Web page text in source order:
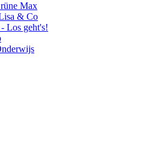
Max
& Co
Los geht's!